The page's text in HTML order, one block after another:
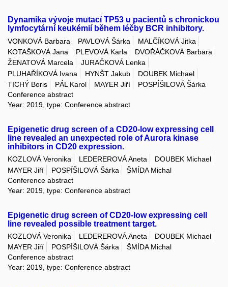
Dynamika vývoje mutací TP53 u pacientů s chronickou
lymfocytární keukémií během léčby BCR inhibitory.
VONKOVÁ Barbara PAVLOVÁ Šárka
MALČÍKOVÁ Jitka
KOTAŠKOVÁ Jana
PLEVOVÁ Karla
DVOŘÁČKOVÁ Barbara
ŽENATOVÁ Marcela
JURAČKOVÁ Lenka
PLUHAŘÍKOVÁ Ivana
HYNŠT Jakub
DOUBEK Michael
TICHÝ Boris
PÁL Karol MAYER Jiří
POSPÍŠILOVÁ Šárka
Conference abstract
Year: 2019, type: Conference abstract
Epigenetic drug screen of a CD20-low expressing cell
line revealed an unexpected role of Aurora kinase
inhibitors in CD20 expression.
KOZLOVÁ Veronika LEDEREROVÁ Aneta
DOUBEK Michael
MAYER Jiří
POSPÍŠILOVÁ Šárka
ŠMÍDA Michal
Conference abstract
Year: 2019, type: Conference abstract
Epigenetic drug screen of CD20-low expressing cell
line revealed possible treatment target.
KOZLOVÁ Veronika LEDEREROVÁ Aneta
DOUBEK Michael
MAYER Jiří
POSPÍŠILOVÁ Šárka
ŠMÍDA Michal
Conference abstract
Year: 2019, type: Conference abstract